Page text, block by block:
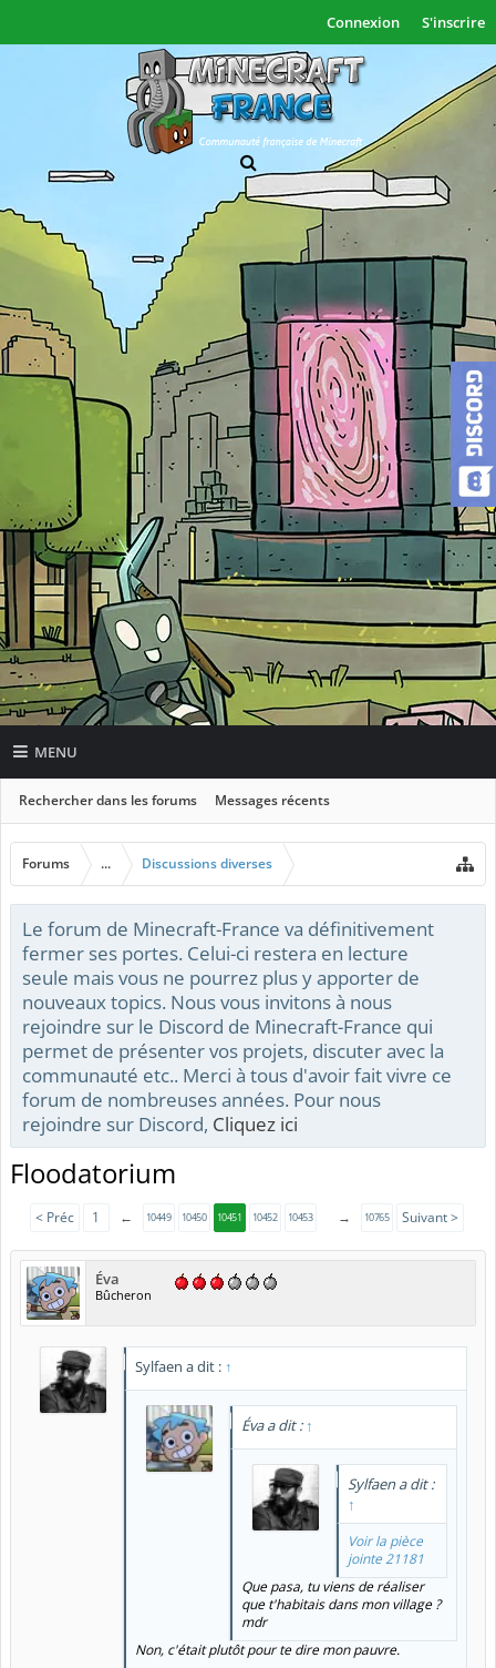
Connexion S'inscrire
MENU
Rechercher dans les forums Messages récents
Forums ... Discussions diverses
Le forum de Minecraft-France va définitivement
fermer ses portes. Celui-ci restera en lecture
seule mais vous ne pourrez plus y apporter de
nouveaux topics. Nous vous invitons à nous
rejoindre sur le Discord de Minecraft-France qui
permet de présenter vos projets, discuter avec la
communauté etc.. Merci à tous d'avoir fait vivre ce
forum de nombreuses années. Pour nous
rejoindre sur Discord, Cliquez ici
Floodatorium
< Préc 1 ← 10449 10450 10451 10452 10453 → 10765 Suivant >
Éva
Bûcheron
Sylfaen a dit : ↑
Éva a dit : ↑
Sylfaen a dit :
↑
Voir la pièce
jointe 21181
Que pasa, tu viens de réaliser
que t'habitais dans mon village ?
mdr
Non, c'était plutôt pour te dire mon pauvre.